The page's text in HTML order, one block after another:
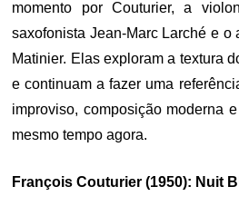
momento por Couturier, a
saxofonista Jean-Marc Larché e o
Matinier. Elas exploram a textura
e continuam a fazer uma
improviso, composição moderna
mesmo tempo agora.
François Couturier (1950): Nuit